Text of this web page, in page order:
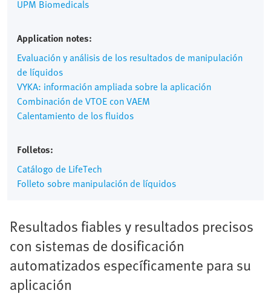
UPM Biomedicals
Application notes:
Evaluación y análisis de los resultados de manipulación
de líquidos
VYKA: información ampliada sobre la aplicación
Combinación de VTOE con VAEM
Calentamiento de los fluidos
Folletos:
Catálogo de LifeTech
Folleto sobre manipulación de líquidos
Resultados fiables y resultados precisos
con sistemas de dosificación
automatizados específicamente para su
aplicación